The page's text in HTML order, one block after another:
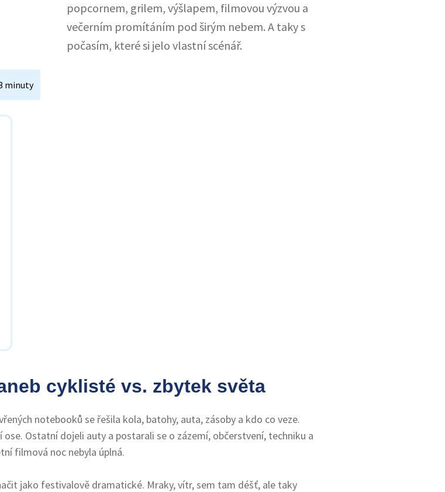
popcornem, grilem, výšlapem, filmovou výzvou a
večerním promítáním pod širým nebem. A taky s
počasím, které si jelo vlastní scénář.
minuty
cyklisté vs. zbytek světa
notebooků se řešila kola, batohy, auta, zásoby a kdo co veze.
Ostatní dojeli auty a postarali se o zázemí, občerstvení, techniku a
filmová noc nebyla úplná.
jako festivalově dramatické. Mraky, vítr, sem tam déšť, ale taky